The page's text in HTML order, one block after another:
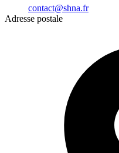
contact@shna.fr
Adresse postale